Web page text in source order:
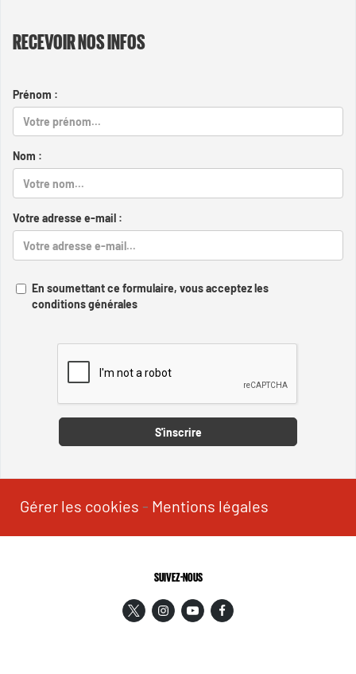
RECEVOIR NOS INFOS
Prénom :
Nom :
Votre adresse e-mail :
En soumettant ce formulaire, vous acceptez les
conditions générales
S'inscrire
Gérer les cookies - Mentions légales
SUIVEZ-NOUS